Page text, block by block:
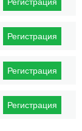
2
Регистрация
Регистрация
Регистрация